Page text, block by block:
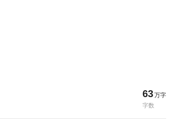
63万字
字数